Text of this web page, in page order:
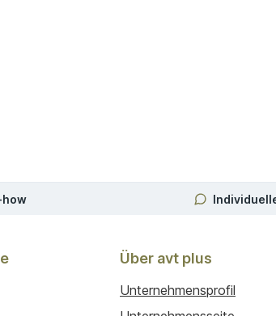
how
Über avt plus
Unternehmensprofil